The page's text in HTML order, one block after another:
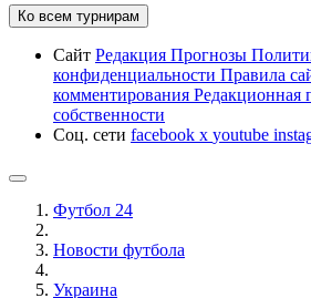
Ко всем турнирам
Сайт Редакция Прогнозы
конфиденциальности Правила
комментирования Редакционная
собственности
Соц. сети facebook x youtube
Футбол 24
Новости футбола
Украина